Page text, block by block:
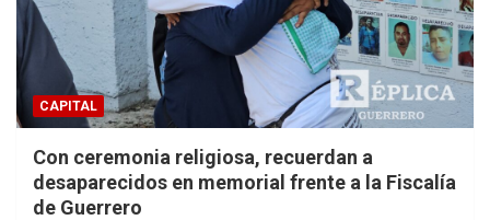
CAPITAL
Con ceremonia religiosa, recuerdan a
desaparecidos en memorial frente a la Fiscalía
de Guerrero